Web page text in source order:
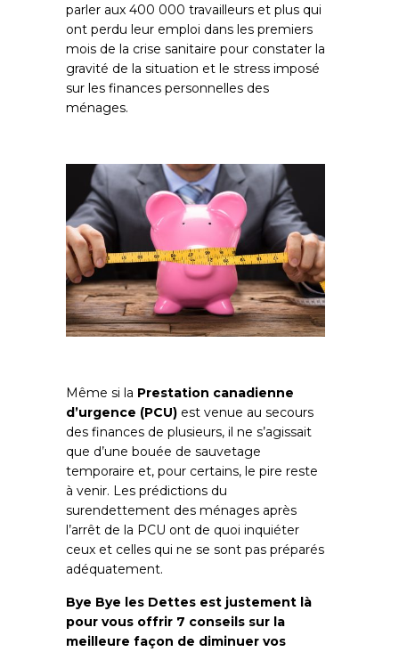
parler aux 400 000 travailleurs et plus qui
ont perdu leur emploi dans les premiers
mois de la crise sanitaire pour constater la
gravité de la situation et le stress imposé
sur les finances personnelles des
ménages.
Même si la Prestation canadienne
d’urgence (PCU) est venue au secours
des finances de plusieurs, il ne s’agissait
que d’une bouée de sauvetage
temporaire et, pour certains, le pire reste
à venir. Les prédictions du
surendettement des ménages après
l’arrêt de la PCU ont de quoi inquiéter
ceux et celles qui ne se sont pas préparés
adéquatement.
Bye Bye les Dettes est justement là
pour vous offrir 7 conseils sur la
meilleure façon de diminuer vos